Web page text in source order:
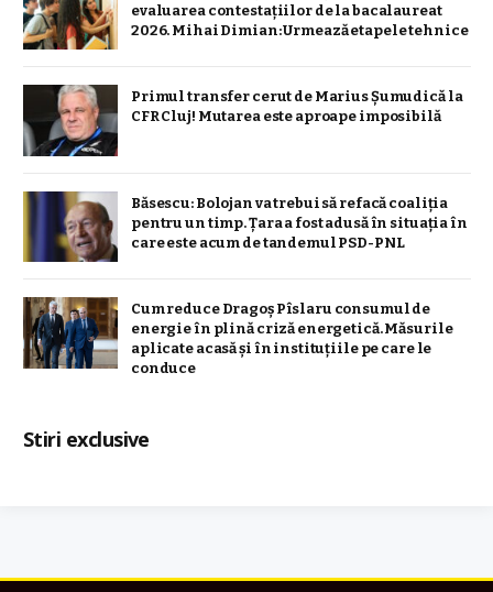
evaluarea contestațiilor de la bacalaureat
2026. Mihai Dimian: Urmează etapele tehnice
Primul transfer cerut de Marius Șumudică la
CFR Cluj! Mutarea este aproape imposibilă
Băsescu: Bolojan va trebui să refacă coaliţia
pentru un timp. Țara a fost adusă în situaţia în
care este acum de tandemul PSD-PNL
Cum reduce Dragoș Pîslaru consumul de
energie în plină criză energetică. Măsurile
aplicate acasă și în instituțiile pe care le
conduce
Stiri exclusive